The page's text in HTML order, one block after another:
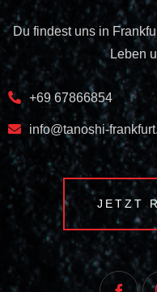
Du findest uns in
Leben
+69 67866854
info@tanoshi-
JETZT